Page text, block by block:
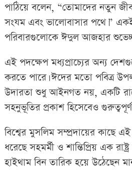
পাঠিয়ে বলেন, “তোমাদের নতুন
সংযম এবং ভালোবাসার পথে।” একই
পরিবারগুলোকে ঈদুল আজহার
এই পদক্ষেপ মধ্যপ্রাচ্যের অন্য
করতে পারে। ঈদের মতো পবিত্র
উদারতা শুধু আইনগত নয়, একটি
সহনুভূতির প্রকাশ হিসেবেও গুরুত্বপূর্ণ।
বিশ্বের মুসলিম সম্প্রদায়ের কাছে
ধরেছে সহমর্মী ও শান্তিপ্রিয় এক
হাইথাম বিন তারিক হয়ে উঠেছেন